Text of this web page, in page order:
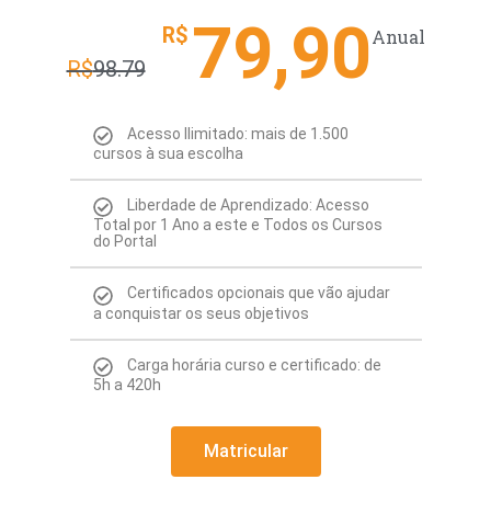
R$98.79
R$ 79,90Anual
Acesso Ilimitado: mais de 1.500
cursos à sua escolha
Liberdade de Aprendizado: Acesso
Total por 1 Ano a este e Todos os Cursos
do Portal
Certificados opcionais que vão ajudar
a conquistar os seus objetivos
Carga horária curso e certificado: de
5h a 420h
Matricular